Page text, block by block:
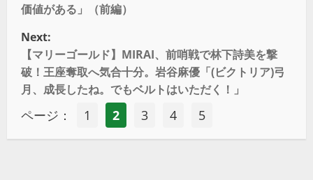
価値がある」（前編）
Next:
【マリーゴールド】MIRAI、前哨戦で林下詩美を撃
破！王座奪取へ気合十分。岩谷麻優「(ビクトリア)弓
月、成長したね。でもベルトはいただく！」
ページ： 1 2 3 4 5